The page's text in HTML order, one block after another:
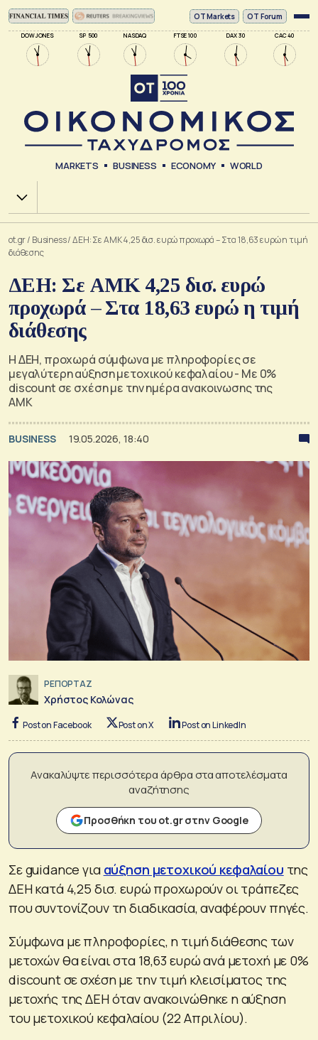
DOW JONES SP 500 NASDAQ FTSE 100 DAX 30 CAC 40
ΟΤ Markets OT Forum
MARKETS BUSINESS ECONOMY WORLD
Χ.Α.
ot.gr/ Business/ΔΕΗ: Σε ΑΜΚ 4,25 δισ. ευρώ προχωρά – Στα 18,63 ευρώ η τιμή
διάθεσης
ΔΕΗ: Σε ΑΜΚ 4,25 δισ. ευρώ
προχωρά – Στα 18,63 ευρώ η τιμή
διάθεσης
Η ΔΕΗ, προχωρά σύμφωνα με πληροφορίες σε
μεγαλύτερη αύξηση μετοχικού κεφαλαίου - Με 0%
discount σε σχέση με την ημέρα ανακοινωσης της
ΑΜΚ
BUSINESS 19.05.2026, 18:40
ΡΕΠΟΡΤΑΖ
Χρήστος Κολώνας
Post on Facebook Post on X Post on LinkedIn
Ανακαλύψτε περισσότερα άρθρα στα αποτελέσματα
αναζήτησης
Προσθήκη του ot.gr στην Google
Σε guidance για αύξηση μετοχικού κεφαλαίου της
ΔΕΗ κατά 4,25 δισ. ευρώ προχωρούν οι τράπεζες
που συντονίζουν τη διαδικασία, αναφέρουν πηγές.
Σύμφωνα με πληροφορίες, η τιμή διάθεσης των
μετοχών θα είναι στα 18,63 ευρώ ανά μετοχή με 0%
discount σε σχέση με την τιμή κλεισίματος της
μετοχής της ΔΕΗ όταν ανακοινώθηκε η αύξηση
του μετοχικού κεφαλαίου (22 Απριλίου).